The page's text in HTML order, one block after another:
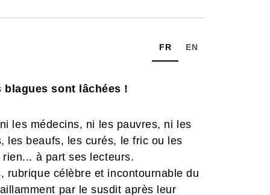
FR EN
sont lâchées !
les médecins, ni les pauvres, ni les
les beaufs, les curés, le fric ou les
à part ses lecteurs.
rubrique célèbre et incontournable du
par le susdit après leur